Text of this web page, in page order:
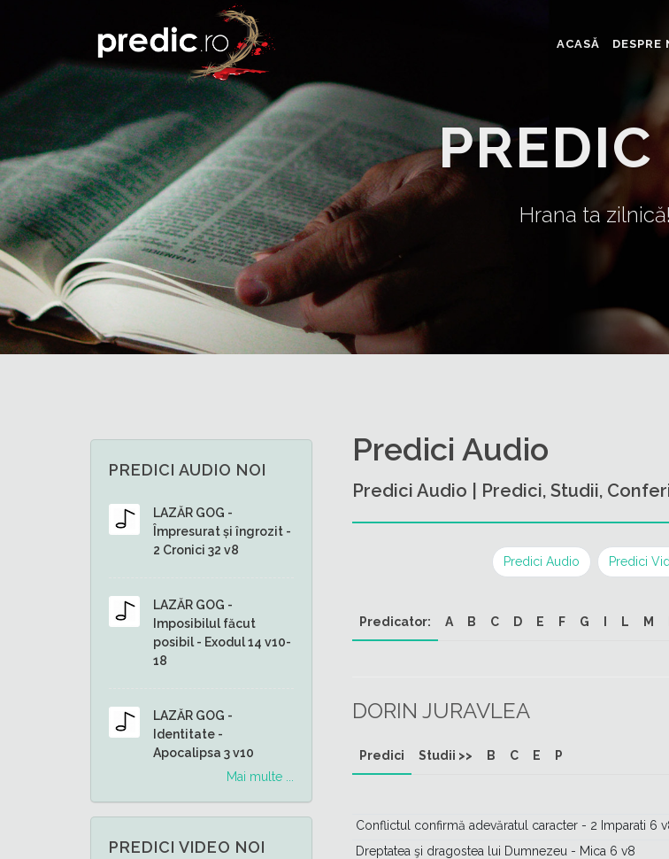
ACASĂ DESPRE
PREDIC
Hrana ta
PREDICI AUDIO NOI
LAZĂR GOG -
Împresurat și îngrozit -
2 Cronici 32 v8
LAZĂR GOG -
Imposibilul făcut
posibil - Exodul 14 v10-
18
LAZĂR GOG -
Identitate -
Apocalipsa 3 v10
Mai multe ...
PREDICI VIDEO NOI
Predici Audio
Predici Audio | Predici, Studii,
Predici Audio Predici
Predicator: A B C D E F G L M
DORIN JURAVLEA
Predici Studii >> B C E P
Conflictul confirmă adevăratul caracter - 2 Imparati 6
Dreptatea şi dragostea lui Dumnezeu - Mica 6 v8